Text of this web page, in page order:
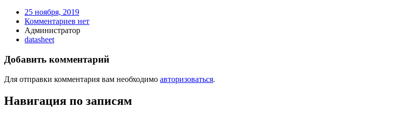
25 ноября, 2019
Комментариев нет
Администратор
datasheet
Добавить комментарий
Для отправки комментария вам необходимо авторизоваться.
Навигация по записям